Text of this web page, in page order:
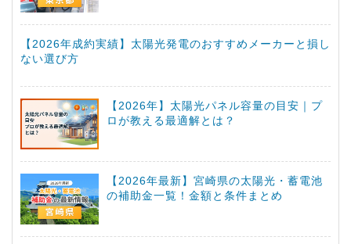
【2026年成約実績】太陽光発電のおすすめメーカーと損し
ない選び方
【2026年】太陽光パネル容量の目安｜プ
ロが教える最適解とは？
【2026年最新】宮崎県の太陽光・蓄電池
の補助金一覧！金額と条件まとめ